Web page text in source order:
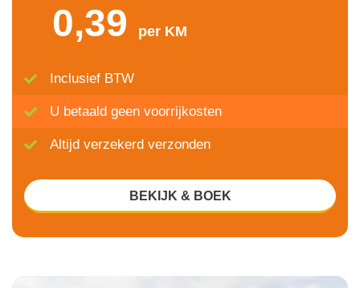
0,39 per KM
Inclusief BTW
U betaald geen voorrijkosten
Altijd verzekerd verzonden
BEKIJK & BOEK